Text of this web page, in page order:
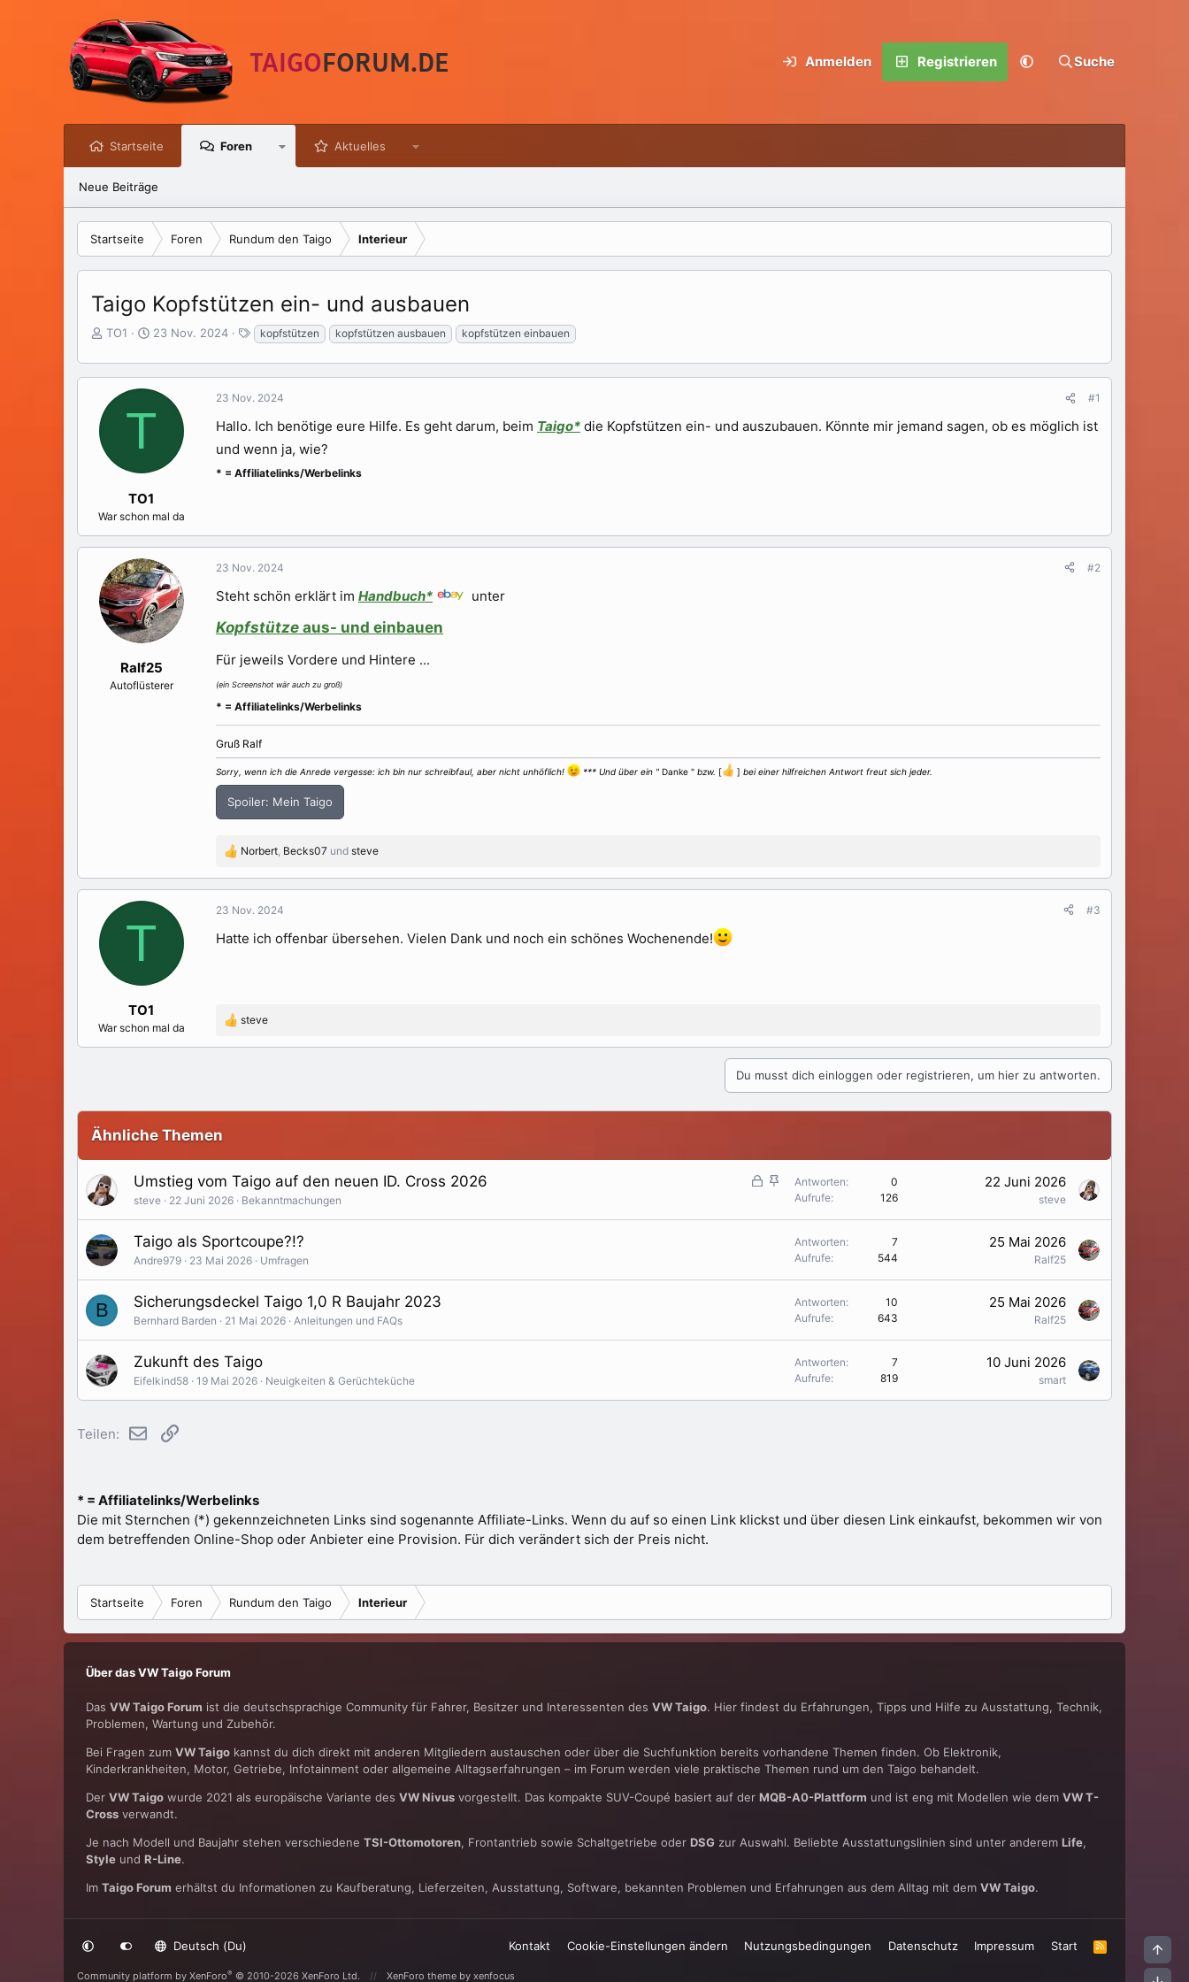
Anmelden Registrieren Suche
Startseite Foren Aktuelles
Neue Beiträge
Startseite Foren Rundum den Taigo Interieur
Taigo Kopfstützen ein- und ausbauen
E
s
t
e
TO1
E
s
t
l
23 Nov. 2024
S
h
l
a
w
o
r
kopfstützen kopfstützen ausbauen kopfstützen einbauen
T
TO1
War schon mal da
23 Nov. 2024 #1
Hallo. Ich benötige eure Hilfe. Es geht darum, beim Taigo* die Kopfstützen ein- und auszubauen. Könnte mir jemand sagen, ob es möglich ist
und wenn ja, wie?
* = Affiliatelinks/Werbelinks
Ralf25
Autoflüsterer
23 Nov. 2024 #2
Steht schön erklärt im Handbuch* unter
Kopfstütze aus- und einbauen
Für jeweils Vordere und Hintere ...
(ein Screenshot wär auch zu groß)
* = Affiliatelinks/Werbelinks
Gruß Ralf
Sorry, wenn ich die Anrede vergesse: ich bin nur schreibfaul, aber nicht unhöflich! *** Und über ein " Danke " bzw. [ ]bei einer hilfreichen Antwort freut sich jeder.
Spoiler: Mein Taigo
R
a
k
i
Norbert Becks07 und steve
T
TO1
War schon mal da
23 Nov. 2024 #3
Hatte ich offenbar übersehen. Vielen Dank und noch ein schönes Wochenende!
R
:
steve
Du musst dich einloggen oder registrieren, um hier zu antworten.
Ähnliche Themen
G
s
r
A
g
i
Umstieg vom Taigo auf den neuen ID. Cross 2026
steve 22 Juni 2026 Bekanntmachungen
Antworten
0
Aufrufe
126
22 Juni 2026
steve
Taigo als Sportcoupe?!?
Andre979 23 Mai 2026 Umfragen
Antworten
7
Aufrufe
544
25 Mai 2026
Ralf25
B Sicherungsdeckel Taigo 1,0 R Baujahr 2023
Bernhard Barden 21 Mai 2026 Anleitungen und FAQs
Antworten
10
Aufrufe
643
25 Mai 2026
Ralf25
Zukunft des Taigo
Eifelkind58 19 Mai 2026 Neuigkeiten & Gerüchteküche
Antworten
7
Aufrufe
819
10 Juni 2026
smart
Teilen: E-MailLink
* = Affiliatelinks/Werbelinks
Die mit Sternchen (*) gekennzeichneten Links sind sogenannte Affiliate-Links. Wenn du auf so einen Link klickst und über diesen Link einkaufst, bekommen wir von
dem betreffenden Online-Shop oder Anbieter eine Provision. Für dich verändert sich der Preis nicht.
Startseite Foren Rundum den Taigo Interieur
Über das VW Taigo Forum
Das VW Taigo Forum ist die deutschsprachige Community für Fahrer, Besitzer und Interessenten des VW Taigo. Hier findest du Erfahrungen, Tipps und Hilfe zu Ausstattung, Technik,
Problemen, Wartung und Zubehör.
Bei Fragen zum VW Taigo kannst du dich direkt mit anderen Mitgliedern austauschen oder über die Suchfunktion bereits vorhandene Themen finden. Ob Elektronik,
Kinderkrankheiten, Motor, Getriebe, Infotainment oder allgemeine Alltagserfahrungen – im Forum werden viele praktische Themen rund um den Taigo behandelt.
Der VW Taigo wurde 2021 als europäische Variante des VW Nivus vorgestellt. Das kompakte SUV-Coupé basiert auf der MQB-A0-Plattform und ist eng mit Modellen wie dem VW T-
Cross verwandt.
Je nach Modell und Baujahr stehen verschiedene TSI-Ottomotoren, Frontantrieb sowie Schaltgetriebe oder DSG zur Auswahl. Beliebte Ausstattungslinien sind unter anderem Life,
Style und R-Line.
Im Taigo Forum erhältst du Informationen zu Kaufberatung, Lieferzeiten, Ausstattung, Software, bekannten Problemen und Erfahrungen aus dem Alltag mit dem VW Taigo.
Deutsch (Du) Kontakt Cookie-Einstellungen ändern Nutzungsbedingungen Datenschutz Impressum Start
R
S
Community platform by XenForo® © 2010-2026 XenForo Ltd. XenForo theme by xenfocus